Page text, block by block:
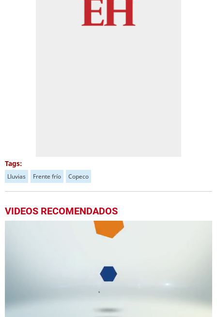
Tags:
Lluvias Frente frío Copeco
VIDEOS RECOMENDADOS